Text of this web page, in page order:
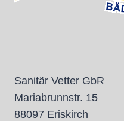
Sanitär Vetter GbR
Mariabrunnstr. 15
88097 Eriskirch